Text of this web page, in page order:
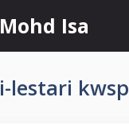
Mohd Isa
i-lestari kwsp